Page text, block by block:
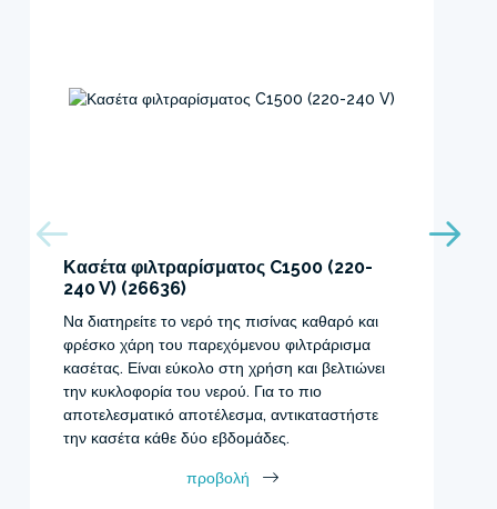
Κασέτα φιλτραρίσματος C1500 (220-
240 V) (26636)
Να διατηρείτε το νερό της πισίνας καθαρό και
φρέσκο χάρη του παρεχόμενου φιλτράρισμα
κασέτας. Είναι εύκολο στη χρήση και βελτιώνει
την κυκλοφορία του νερού. Για το πιο
αποτελεσματικό αποτέλεσμα, αντικαταστήστε
την κασέτα κάθε δύο εβδομάδες.
προβολή